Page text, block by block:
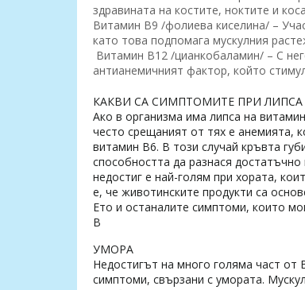
здравината на костите, ноктите и
Витамин B9 /фолиева киселина/ –
като това подпомага мускулния
Витамин B12 /цианкобаламин/ – С
антианемичният фактор, който
КАКВИ СА СИМПТОМИТЕ ПРИ
Ако в организма има липса на
често срещаният от тях е анемията,
витамин B6. В този случай кръвта
способността да разнася
недостиг е най-голям при хората,
е, че животинските продукти са
Ето и останалите симптоми, които
B
УМОРА
Недостигът на много голяма част
симптоми, свързани с умората.